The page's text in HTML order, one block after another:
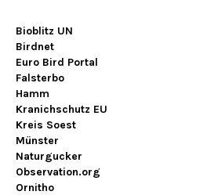
Bioblitz UN
Birdnet
Euro Bird Portal
Falsterbo
Hamm
Kranichschutz EU
Kreis Soest
Münster
Naturgucker
Observation.org
Ornitho